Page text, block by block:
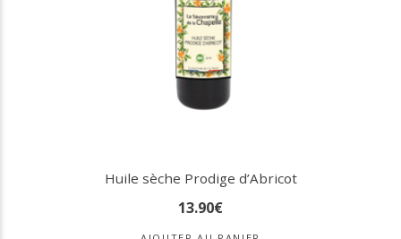
Huile sèche Prodige d’Abricot
13.90€